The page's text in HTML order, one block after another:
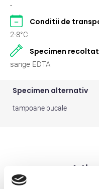
Rumegatoare
-
Conditii de
2-8°C
Specimen recoltat
sange EDTA
Specimen alternativ
tampoane bucale